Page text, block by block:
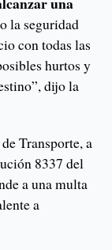
la seguridad
con todas las
hurtos y
dijo la
Transporte, a
8337 del
a una multa
a